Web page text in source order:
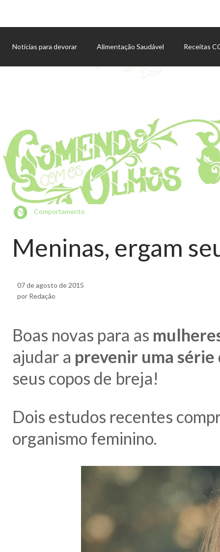
Notícias para devorar Alimentação Saudável Receitas
Comportamento
Meninas, ergam
07 de agosto de 2015
por Redação
Boas novas para as
ajudar a prevenir uma
seus copos de breja!
Dois estudos recentes
organismo feminino.